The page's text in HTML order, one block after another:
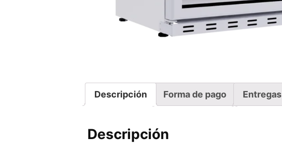
Descripción Forma de pago Entregas
Descripción